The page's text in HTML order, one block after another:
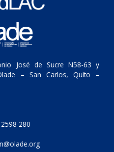
José de Sucre N58-63 y
– San Carlos, Quito –
280